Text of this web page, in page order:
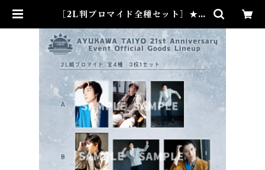
［2L判ブロマイド全種セット］★芸